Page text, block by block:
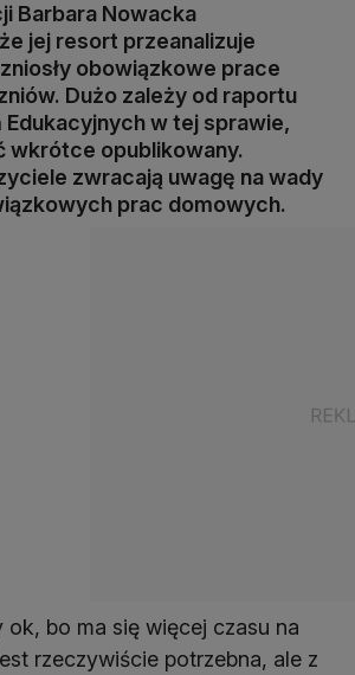
Barbara Nowacka
jej resort przeanalizuje
obowiązkowe prace
Dużo zależy od raportu
w tej sprawie,
wkrótce opublikowany.
zwracają uwagę na wady
prac domowych.
bo ma się więcej czasu na
rzeczywiście potrzebna, ale z